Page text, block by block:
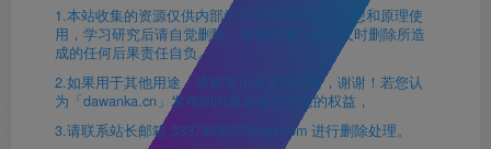
1.本站收集的资源仅供内部学习研究软件设计思想和原理使
用，学习研究后请自觉删除，请勿传播，因未及时删除所造
成的任何后果责任自负。
2.如果用于其他用途，请购买正版支持作者，谢谢！若您认
为「dawanka.cn」发布的内容若侵犯到您的权益，
3.请联系站长邮箱:3337469827@qq.com 进行删除处理。